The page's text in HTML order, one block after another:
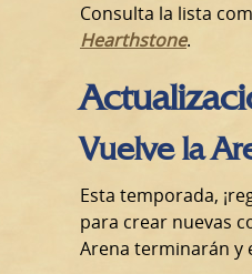
Consulta la lista
Hearthstone.
Vuelve la
Esta temporada,
para crear nuevas
Arena terminarán y